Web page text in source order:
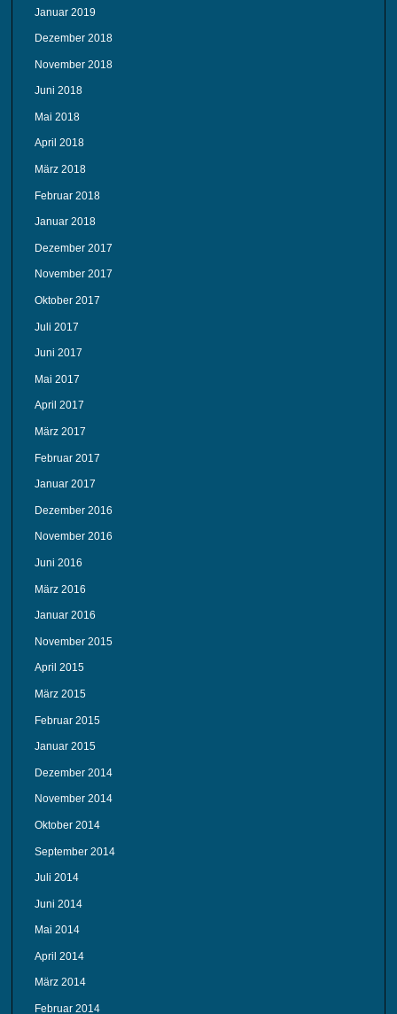
Januar 2019
Dezember 2018
November 2018
Juni 2018
Mai 2018
April 2018
März 2018
Februar 2018
Januar 2018
Dezember 2017
November 2017
Oktober 2017
Juli 2017
Juni 2017
Mai 2017
April 2017
März 2017
Februar 2017
Januar 2017
Dezember 2016
November 2016
Juni 2016
März 2016
Januar 2016
November 2015
April 2015
März 2015
Februar 2015
Januar 2015
Dezember 2014
November 2014
Oktober 2014
September 2014
Juli 2014
Juni 2014
Mai 2014
April 2014
März 2014
Februar 2014